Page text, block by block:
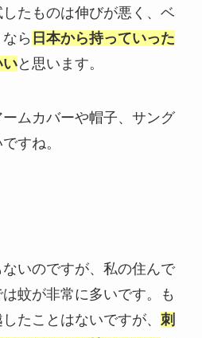
たものは伸びが悪く、ベ
ら 日本から持っていった
いと思います。
ムカバーや帽子、サング
すね。
いのですが、私の住んで
蚊が非常に多いです。も
たことはないですが、 刺